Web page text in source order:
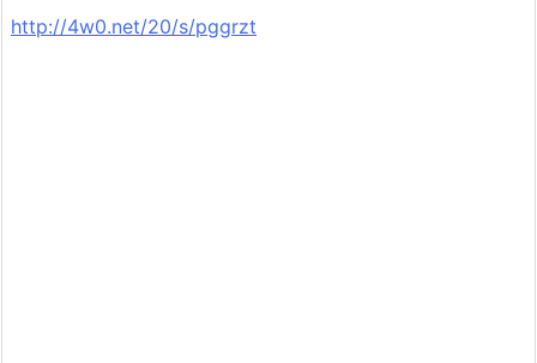
http://4w0.net/20/s/pggrzt